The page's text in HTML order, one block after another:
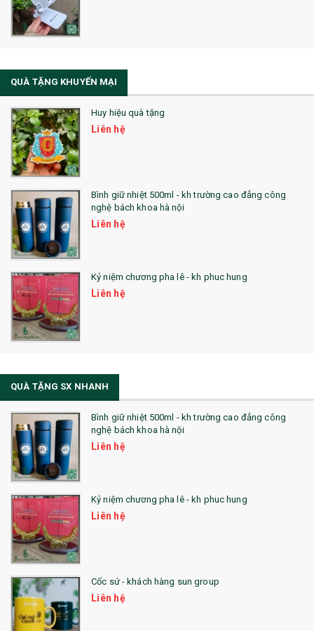
Sổ Sạc Đa Năng
La Fonte
Sổ Lò Xo
QUÀ TẶNG KHUYẾN MẠI
Huy hiệu quà tặng
Liên hệ
Bình giữ nhiệt 500ml - kh trường cao đẳng công
nghệ bách khoa hà nội
Liên hệ
Kỷ niệm chương pha lê - kh phuc hung
Liên hệ
QUÀ TẶNG SX NHANH
Bình giữ nhiệt 500ml - kh trường cao đẳng công
nghệ bách khoa hà nội
Liên hệ
Kỷ niệm chương pha lê - kh phuc hung
Liên hệ
Cốc sứ - khách hàng sun group
Liên hệ